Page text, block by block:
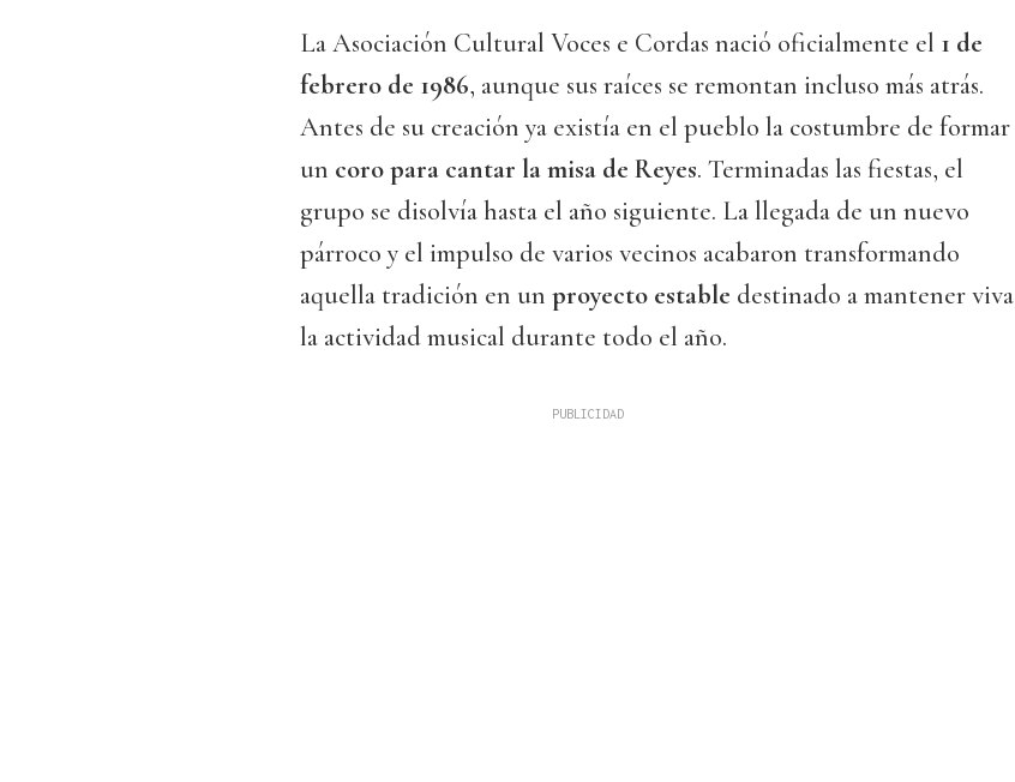
La Asociación Cultural Voces e Cordas nació oficialmente el 1 de
febrero de 1986, aunque sus raíces se remontan incluso más atrás.
Antes de su creación ya existía en el pueblo la costumbre de formar
un coro para cantar la misa de Reyes. Terminadas las fiestas, el
grupo se disolvía hasta el año siguiente. La llegada de un nuevo
párroco y el impulso de varios vecinos acabaron transformando
aquella tradición en un proyecto estable destinado a mantener viva
la actividad musical durante todo el año.